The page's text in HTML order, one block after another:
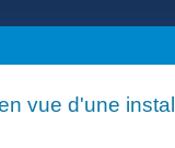
vue d'une